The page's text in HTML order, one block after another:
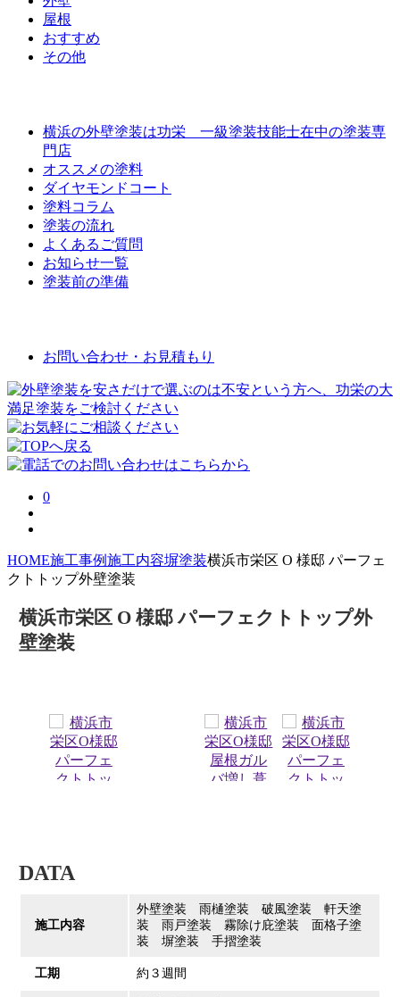
屋根
おすすめ
その他
横浜の外壁塗装は功栄 一級塗装技能士在中の塗装専
門店
オススメの塗料
ダイヤモンドコート
塗料コラム
塗装の流れ
よくあるご質問
お知らせ一覧
塗装前の準備
お問い合わせ・お見積もり
0
HOME施工事例施工内容塀塗装横浜市栄区 O 様邸 パーフェ
クトトップ外壁塗装
横浜市栄区 O 様邸 パーフェクトトップ外
壁塗装
DATA
施工内容
外壁塗装 雨樋塗装 破風塗装 軒天塗
装 雨戸塗装 霧除け庇塗装 面格子塗
装 塀塗装 手摺塗装
工期 約３週間